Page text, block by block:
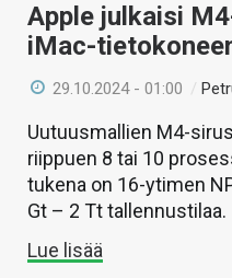
Apple julkaisi
iMac-
29.10.2024 - 01:00 /
Uutuusmallien M4-
riippuen 8 tai 10
tukena on 16-ytimen
Gt – 2 Tt tallennustilaa.
Lue lisää